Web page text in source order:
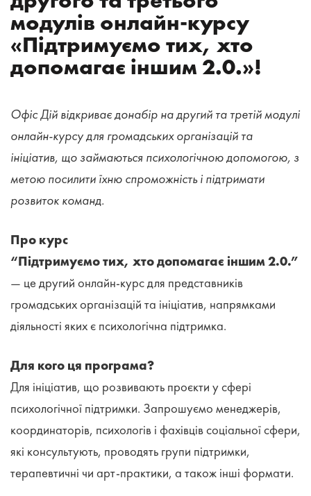
модулів онлайн-курсу
«Підтримуємо тих, хто
допомагає іншим 2.0.»!
Офіс Дій відкриває донабір на другий та третій модулі
онлайн-курсу для громадських організацій та
ініціатив, що займаються психологічною допомогою, з
метою посилити їхню спроможність і підтримати
розвиток команд.
Про курс
“Підтримуємо тих, хто допомагає іншим 2.0.”
— це другий онлайн-курс для представників
громадських організацій та ініціатив, напрямками
діяльності яких є психологічна підтримка.
Для кого ця програма?
Для ініціатив, що розвивають проєкти у сфері
психологічної підтримки. Запрошуємо менеджерів,
координаторів, психологів і фахівців соціальної сфери,
які консультують, проводять групи підтримки,
терапевтичні чи арт-практики, а також інші формати.